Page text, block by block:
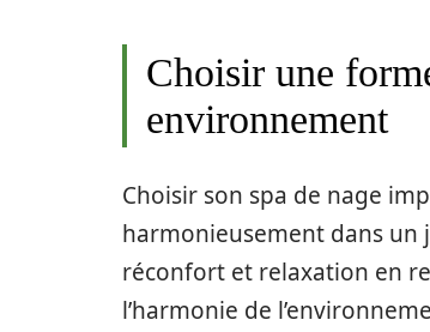
Choisir une
environnement
Choisir son spa de nage
harmonieusement dans un
réconfort et relaxation en
l’harmonie de